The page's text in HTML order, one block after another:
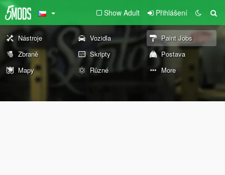
Show Adult Přihlášení
Nástroje Vozidla
Paint Jobs
Zbraně
Skripty
Postava
Mapy
Různé More